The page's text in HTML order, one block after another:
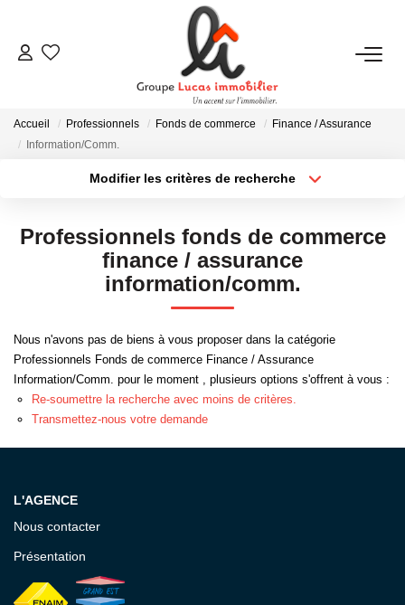
NOUS CONTACTER
NEUF
ESTIMER
NOS RÉALISATIONS
EXTRANET GESTION
Accueil Professionnels Fonds de commerce
Finance / Assurance
Information/Comm.
Modifier les critères de recherche
Sélectionnez...
Type de bien
Créer une alerte
Professionnels fonds de commerce
finance / assurance
information/comm.
Nous n'avons pas de biens à vous proposer dans la catégorie
Professionnels Fonds de commerce Finance / Assurance
Information/Comm. pour le moment , plusieurs options s'offrent à vous :
Re-soumettre la recherche avec moins de critères.
Transmettez-nous votre demande
L'AGENCE
Nous contacter
Présentation